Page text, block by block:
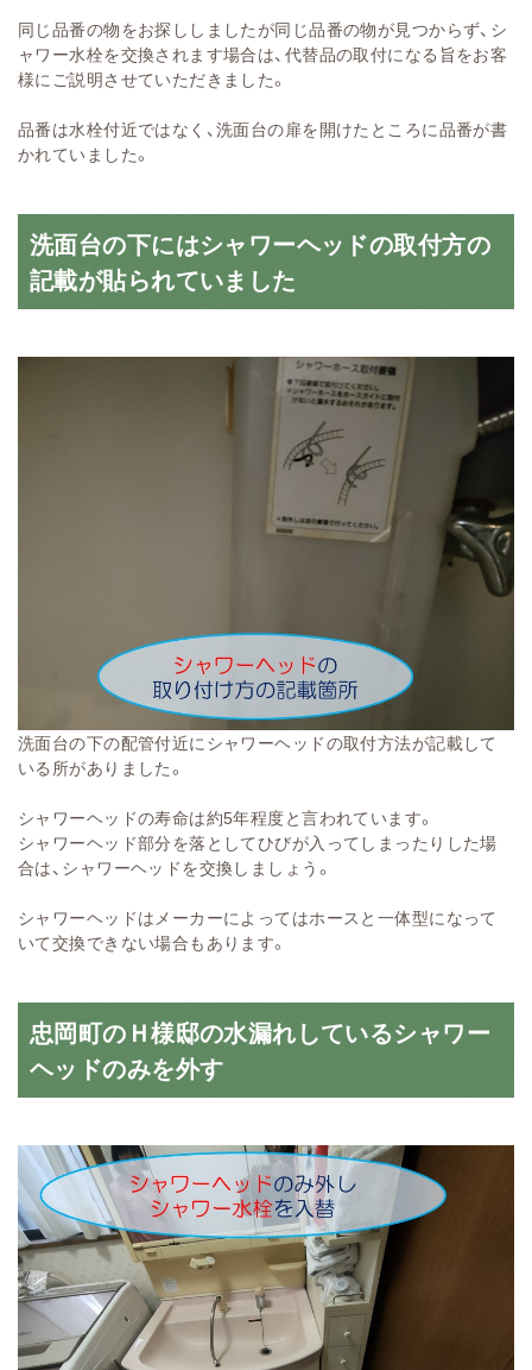
同じ品番の物をお探ししましたが同じ品番の物が見つからず、シ
ャワー水栓を交換されます場合は、代替品の取付になる旨をお客
様にご説明させていただきました。
品番は水栓付近ではなく、洗面台の扉を開けたところに品番が書
かれていました。
洗面台の下にはシャワーヘッドの取付方の
記載が貼られていました
洗面台の下の配管付近にシャワーヘッドの取付方法が記載して
いる所がありました。
シャワーヘッドの寿命は約5年程度と言われています。
シャワーヘッド部分を落としてひびが入ってしまったりした場
合は、シャワーヘッドを交換しましょう。
シャワーヘッドはメーカーによってはホースと一体型になって
いて交換できない場合もあります。
忠岡町のＨ様邸の水漏れしているシャワー
ヘッドのみを外す